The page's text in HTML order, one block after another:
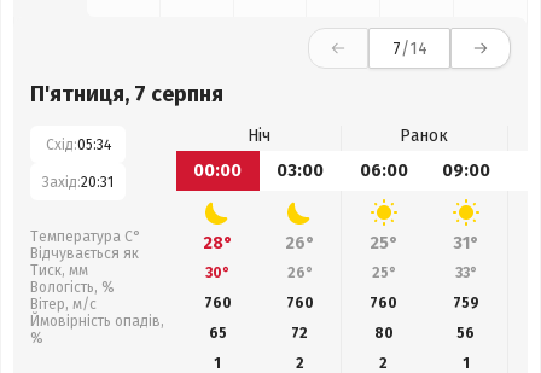
7/14
П'ятниця, 7 серпня
Схід:05:34
Захід:20:31
Температура С°
Відчувається як
Тиск, мм
Вологість, %
Вітер, м/с
Ймовірність опадів,
%
Ніч
Ранок
00:00
03:00 06:00 09:00
28° 26° 25° 31°
30° 26° 25° 33°
760
760 760 759
65
72 80 56
1
2 2
1